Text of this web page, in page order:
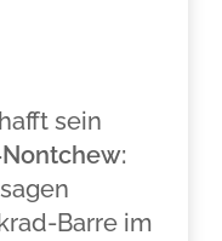
sein
Barre im